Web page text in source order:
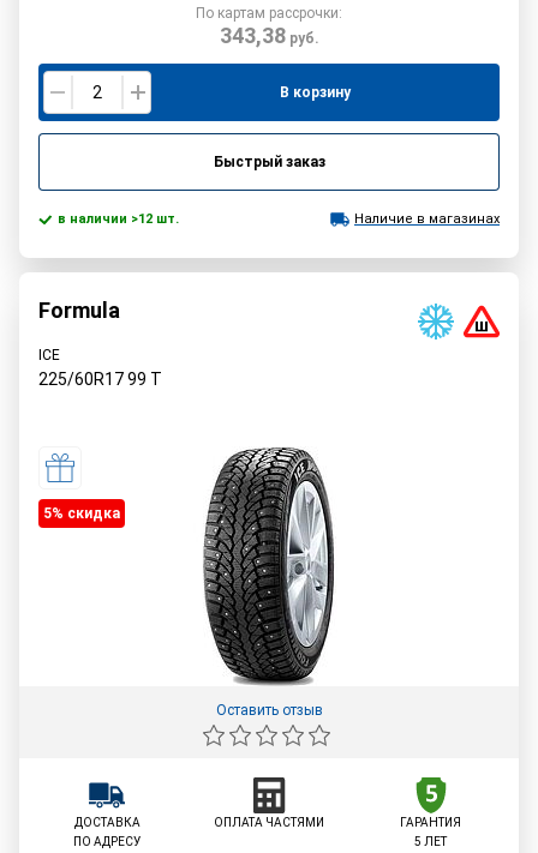
По картам рассрочки:
343,38руб.
В корзину
Быстрый заказ
в наличии >12 шт. Наличие в магазинах
Formula
ICE
225/60R1799 T
5% cкидка
Оставить отзыв
ДОСТАВКА
ПО АДРЕСУ
ОПЛАТА ЧАСТЯМИ
ГАРАНТИЯ
5 ЛЕТ